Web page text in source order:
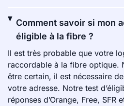
Comment savoir si mon
éligible à la fibre ?
Il est très probable que votre
raccordable à la fibre optique.
être certain, il est nécessaire
votre adresse. Notre test
réponses d’Orange, Free, SFR